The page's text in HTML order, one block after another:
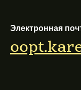
Электронная